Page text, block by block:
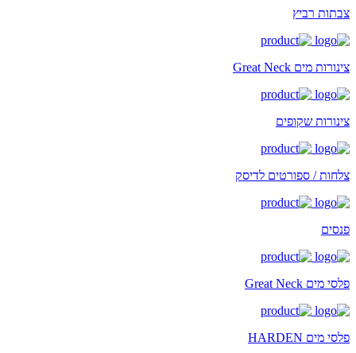
צבתות רביץ
צינורות מים Great Neck
צינורות שקופים
צלחות / ספורטים לדיסק
פנסים
פלסי מים Great Neck
פלסי מים HARDEN